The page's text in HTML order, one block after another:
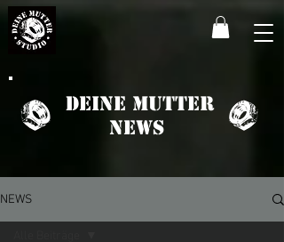
Deine Mutter
News
NEWS